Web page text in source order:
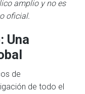
amplio y no es
oficial.
Una
de
de todo el